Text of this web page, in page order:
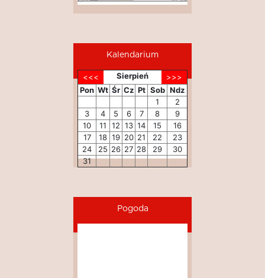
Kalendarium
Sierpień
Pon Wt Śr Cz Pt Sob Ndz
1
2
3
4 5 6 7 8
9
10
11 12 13 14 15
16
17
18 19 20 21 22
23
24
25 26 27 28 29
30
31
Pogoda